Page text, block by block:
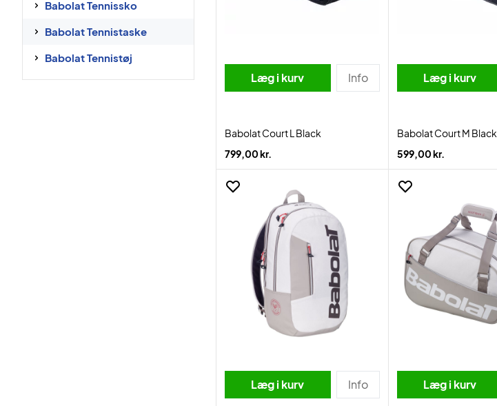
Babolat Tennissko
Babolat Tennistaske
Babolat Tennistøj
Læg i kurv Info
Babolat Court L Black
799,00 kr.
Læg i kurv
Babolat Court M Black
599,00 kr.
Læg i kurv Info Læg i kurv